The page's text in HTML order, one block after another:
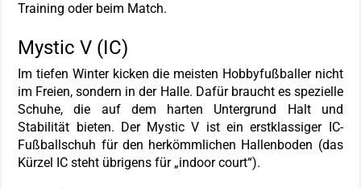
Training oder beim Match.
Mystic V (IC)
Im tiefen Winter kicken die meisten Hobbyfußballer nicht
im Freien, sondern in der Halle. Dafür braucht es spezielle
Schuhe, die auf dem harten Untergrund Halt und
Stabilität bieten. Der Mystic V ist ein erstklassiger IC-
Fußballschuh für den herkömmlichen Hallenboden (das
Kürzel IC steht übrigens für „indoor court“).